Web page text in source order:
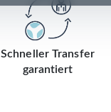
Schneller Transfer
garantiert